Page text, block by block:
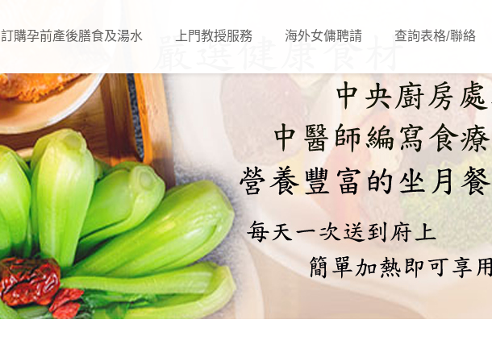
訂購孕前產後膳食及湯水 上門教授服務 海外女傭聘請 查詢表格/聯絡